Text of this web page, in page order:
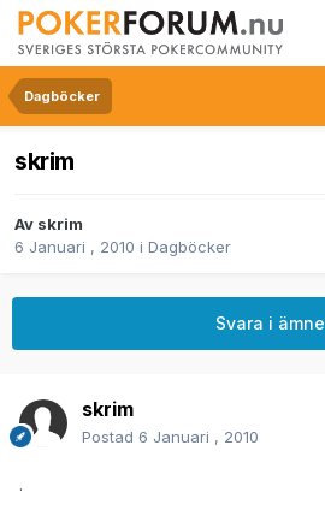
Dagböcker
skrim
Av skrim
6 Januari , 2010 i Dagböcker
Svara i ämne
skrim
Postad 6 Januari , 2010
.